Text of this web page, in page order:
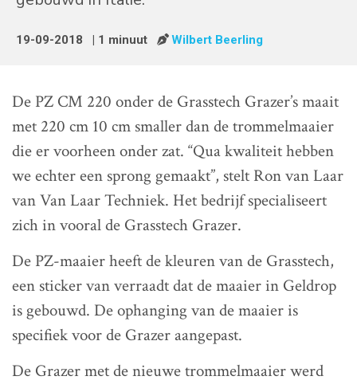
19-09-2018 | 1 minuut Wilbert Beerling
De PZ CM 220 onder de Grasstech Grazer’s maait
met 220 cm 10 cm smaller dan de trommelmaaier
die er voorheen onder zat. “Qua kwaliteit hebben
we echter een sprong gemaakt”, stelt Ron van Laar
van Van Laar Techniek. Het bedrijf specialiseert
zich in vooral de Grasstech Grazer.
De PZ-maaier heeft de kleuren van de Grasstech,
een sticker van verraadt dat de maaier in Geldrop
is gebouwd. De ophanging van de maaier is
specifiek voor de Grazer aangepast.
De Grazer met de nieuwe trommelmaaier werd